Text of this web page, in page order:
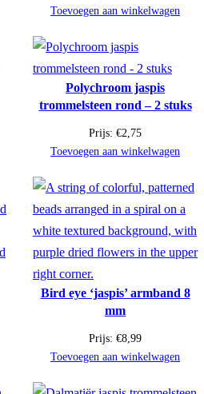
Toevoegen aan winkelwagen
Polychroom jaspis
trommelsteen rond – 2 stuks
Prijs: €2,75
Toevoegen aan winkelwagen
Bird eye ‘jaspis’ armband 8
mm
Prijs: €8,99
Toevoegen aan winkelwagen